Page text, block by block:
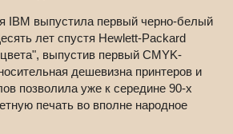
IBM выпустила первый черно-белый
лет спустя Hewlett-Packard
выпустив первый CMYK-
дешевизна принтеров и
позволила уже к середине 90-х
печать во вполне народное